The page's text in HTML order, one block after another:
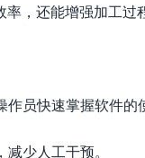
，还能增强加工过
员快速掌握软件的
少人工干预。